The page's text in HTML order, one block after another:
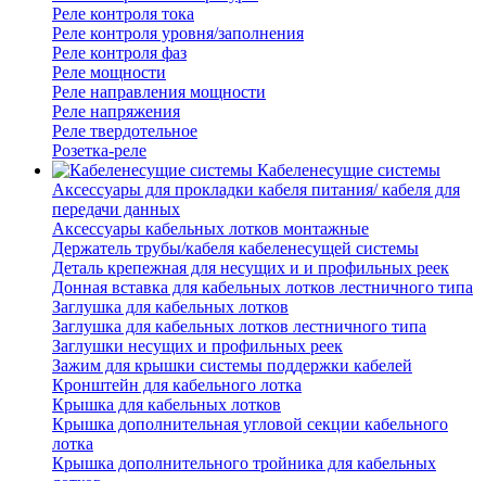
Реле контроля тока
Реле контроля уровня/заполнения
Реле контроля фаз
Реле мощности
Реле направления мощности
Реле напряжения
Реле твердотельное
Розетка-реле
Кабеленесущие системы
Аксессуары для прокладки кабеля питания/ кабеля для
передачи данных
Аксессуары кабельных лотков монтажные
Держатель трубы/кабеля кабеленесущей системы
Деталь крепежная для несущих и и профильных реек
Донная вставка для кабельных лотков лестничного типа
Заглушка для кабельных лотков
Заглушка для кабельных лотков лестничного типа
Заглушки несущих и профильных реек
Зажим для крышки системы поддержки кабелей
Кронштейн для кабельного лотка
Крышка для кабельных лотков
Крышка дополнительная угловой секции кабельного
лотка
Крышка дополнительного тройника для кабельных